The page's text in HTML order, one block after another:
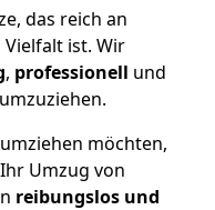
das reich an
ist. Wir
, professionell und
möchten,
Umzug von
reibungslos und